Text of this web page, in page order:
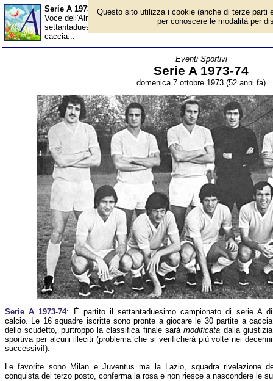
Serie A 1973-74 - Almanacco
Voce dell'Almanacco del 7 ottobre, per la rubrica 'Eventi
settantaduesimo campionato di serie A di calcio. Le 16
caccia...
Eventi Sportivi
Serie A 1973-74
domenica 7 ottobre 1973 (52 anni fa)
Serie A 1973-74: È partito il settantaduesimo campionato di serie A di
calcio. Le 16 squadre iscritte sono pronte a giocare le 30 partite a caccia
dello scudetto, purtroppo la classifica finale saràmodificata dalla giustizia
sportiva per alcuni illeciti (problema che si verificherà più volte nei decenni
successivi!).
Le favorite sono Milan e Juventus ma la Lazio, squadra rivelazione
conquista del terzo posto, conferma la rosa e non riesce a nascondere le
Questo sito utilizza i cookie (anche di terze parti
per conoscere le modalità per